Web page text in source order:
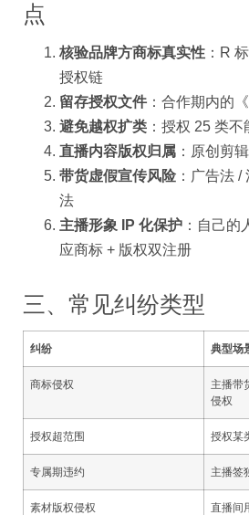
点
核验品牌方商标真实性 ：R
授权链
留存授权文件 ：合作期内的
避免越权扩类 ：授权 25 类
直播内容版权归属 ：原创剪
带货虚假宣传风险 ：广告法
法
主播形象 IP 化保护 ：自己的
应商标 + 版权双注册
三、常见纠纷类型
纠纷 典型场
商标侵权
主播带
侵权
授权超范围 授权某
专属期违约 主播签
素材版权侵权
直播间